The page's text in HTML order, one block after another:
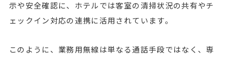
示や安全確認に、ホテルでは客室の清掃状況の共有やチ
ェックイン対応の連携に活用されています。
このように、業務用無線は単なる通話手段ではなく、専